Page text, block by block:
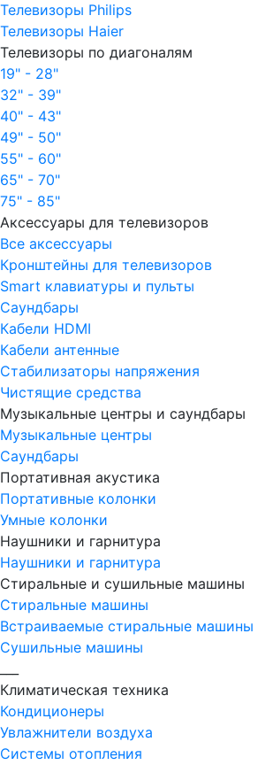
Телевизоры Philips
Телевизоры Haier
Телевизоры по диагоналям
19" - 28"
32" - 39"
40" - 43"
49" - 50"
55" - 60"
65" - 70"
75" - 85"
Аксессуары для телевизоров
Все аксессуары
Кронштейны для телевизоров
Smart клавиатуры и пульты
Саундбары
Кабели HDMI
Кабели антенные
Стабилизаторы напряжения
Чистящие средства
Музыкальные центры и саундбары
Музыкальные центры
Саундбары
Портативная акустика
Портативные колонки
Умные колонки
Наушники и гарнитура
Наушники и гарнитура
Стиральные и сушильные машины
Стиральные машины
Встраиваемые стиральные машины
Сушильные машины
Климатическая техника
Кондиционеры
Увлажнители воздуха
Системы отопления